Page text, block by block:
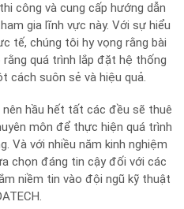
công và cung cấp hướng dẫn
gia lĩnh vực này. Với sự hiểu
tế, chúng tôi hy vọng rằng bài
quá trình lắp đặt hệ thống
cách suôn sẻ và hiệu quả.
hầu hết tất các đều sẽ thuê
môn để thực hiện quá trình
Và với nhiều năm kinh nghiệm
chọn đáng tin cậy đối với các
niềm tin vào đội ngũ kỹ thuật